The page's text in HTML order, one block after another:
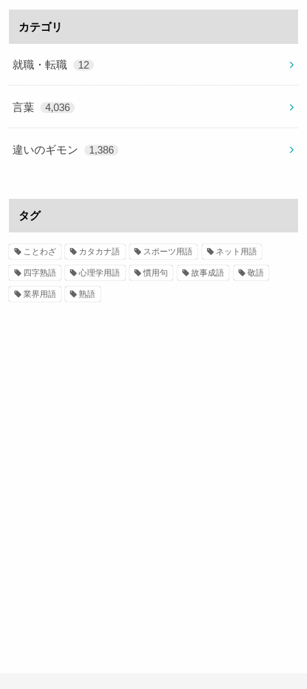
カテゴリ
就職・転職 12
言葉 4,036
違いのギモン 1,386
タグ
ことわざ カタカナ語 スポーツ用語 ネット用語
四字熟語 心理学用語 慣用句 故事成語 敬語
業界用語 熟語